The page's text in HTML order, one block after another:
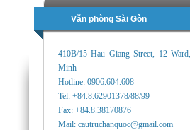
Văn phòng Sài Gòn
410B/15 Hau Giang Street, 12
Minh
Hotline: 0906.604.608
Tel: +84.8.62901378/88/99
Fax: +84.8.38170876
Mail: cautruchanquoc@gmail.com